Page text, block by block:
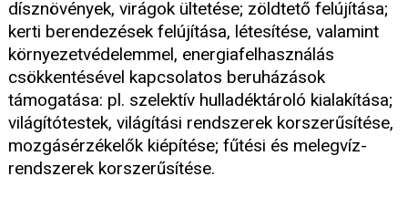
dísznövények, virágok ültetése; zöldtető felújítása;
kerti berendezések felújítása, létesítése, valamint
környezetvédelemmel, energiafelhasználás
csökkentésével kapcsolatos beruházások
támogatása: pl. szelektív hulladéktároló kialakítása;
világítótestek, világítási rendszerek korszerűsítése,
mozgásérzékelők kiépítése; fűtési és melegvíz-
rendszerek korszerűsítése.